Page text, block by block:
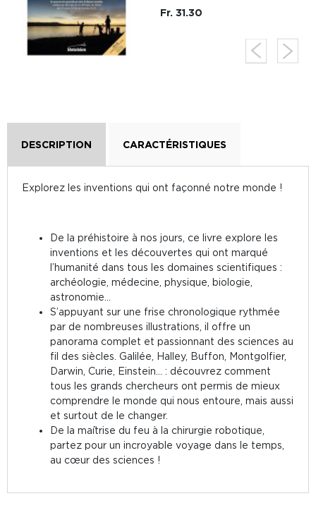
Fr. 31.30
DESCRIPTION CARACTÉRISTIQUES
Explorez les inventions qui ont façonné notre monde !
De la préhistoire à nos jours, ce livre explore les
inventions et les découvertes qui ont marqué
l’humanité dans tous les domaines scientifiques :
archéologie, médecine, physique, biologie,
astronomie…
S’appuyant sur une frise chronologique rythmée
par de nombreuses illustrations, il offre un
panorama complet et passionnant des sciences au
fil des siècles. Galilée, Halley, Buffon, Montgolfier,
Darwin, Curie, Einstein… : découvrez comment
tous les grands chercheurs ont permis de mieux
comprendre le monde qui nous entoure, mais aussi
et surtout de le changer.
De la maîtrise du feu à la chirurgie robotique,
partez pour un incroyable voyage dans le temps,
au cœur des sciences !